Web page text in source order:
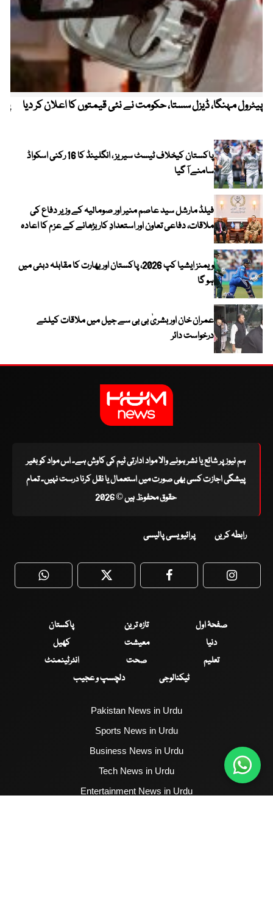
پیٹرول مہنگا، ڈیزل سستا، حکومت نے نئی قیمتوں کا اعلان کر دیا
پاکستان کیخلاف ٹیسٹ سیریز ، انگلینڈ کا 16 رکنی اسکواڈ
سامنے آ گیا
فیلڈ مارشل سید عاصم منیر اور صومالیہ کے وزیر دفاع کی
ملاقات، دفاعی تعاون اور استعدادِ کار بڑھانے کے عزم کا اعادہ
ویمنز ایشیا کپ 2026، پاکستان اور بھارت کا مقابلہ دبئی میں
ہو گا
عمران خان اور بشریٰ بی بی سے جیل میں ملاقات کیلئے
درخواست دائر
ہم نیوز پر شائع یا نشر ہونے والا مواد ادارتی ٹیم کی کاوش ہے۔ اس مواد کو بغیر
پیشگی اجازت کسی بھی صورت میں استعمال یا نقل کرنا درست نہیں۔ تمام
حقوق محفوظ ہیں © 2026
رابطہ کریں پرائیویسی پالیسی
WhatsApp Twitter Facebook
صفحۂ اول تازہ ترین
پاکستان
دنیا
معیشت
کھیل
تعلیم
صحت
انٹرٹینمنٹ
ٹیکنالوجی
دلچسپ و عجیب
Pakistan News in Urdu
Sports News in Urdu
Business News in Urdu
Tech News in Urdu
Entertainment News in Urdu